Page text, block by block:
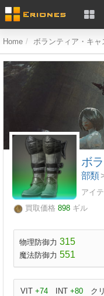
Home ボランティア・キャ
ボ
部類
アイ
買取価格 898 ギル
物理防御力 315
魔法防御力 551
VIT +74 INT +80 ク